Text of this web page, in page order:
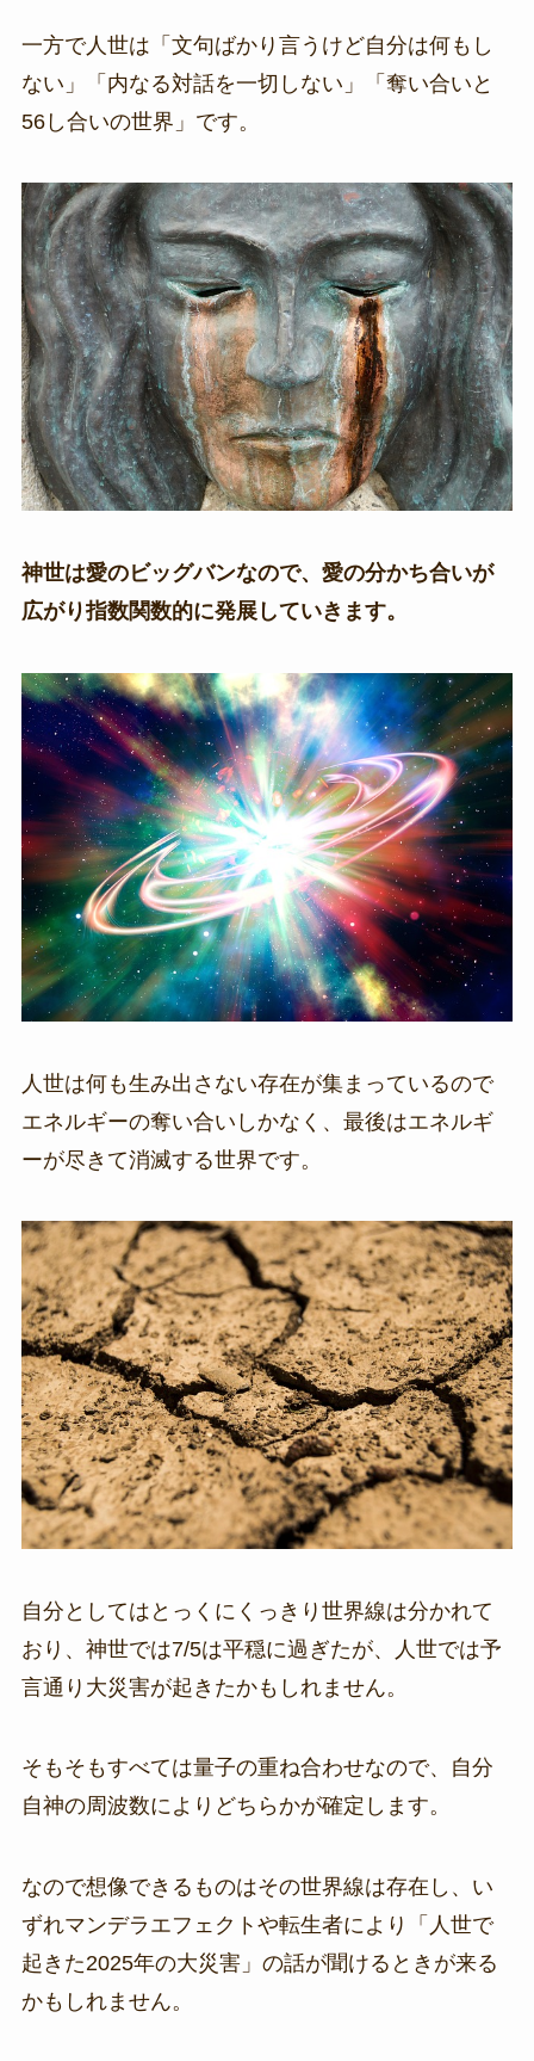
一方で人世は「文句ばかり言うけど自分は何もし
ない」「内なる対話を一切しない」「奪い合いと
56し合いの世界」です。
神世は愛のビッグバンなので、愛の分かち合いが
広がり指数関数的に発展していきます。
人世は何も生み出さない存在が集まっているので
エネルギーの奪い合いしかなく、最後はエネルギ
ーが尽きて消滅する世界です。
自分としてはとっくにくっきり世界線は分かれて
おり、神世では7/5は平穏に過ぎたが、人世では予
言通り大災害が起きたかもしれません。
そもそもすべては量子の重ね合わせなので、自分
自神の周波数によりどちらかが確定します。
なので想像できるものはその世界線は存在し、い
ずれマンデラエフェクトや転生者により「人世で
起きた2025年の大災害」の話が聞けるときが来る
かもしれません。